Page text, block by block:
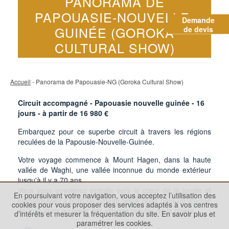
Demande
de devis
PAPOUASIE-NOUVELLE-
GUINÉE (GOROKA
CULTURAL SHOW)
Accueil - Panorama de Papouasie-NG (Goroka Cultural Show)
Circuit accompagné - Papouasie nouvelle guinée - 16
jours - à partir de 16 980 €
Embarquez pour ce superbe circuit à travers les régions
reculées de la Papousie-Nouvelle-Guinée.
Votre voyage commence à Mount Hagen, dans la haute
vallée de Waghi, une vallée inconnue du monde extérieur
jusqu'à il y a 70 ans.
Vous vous envolerez ensuite vers le cœur de la jungle et
embarquerez à bord du bateau Sepik Spirit pour un voyage
de trois jours au cœur des villages reculés de la rivière.
En poursuivant votre navigation, vous acceptez l’utilisation des
cookies pour vous proposer des services adaptés à vos centres
d’intérêts et mesurer la fréquentation du site. En savoir plus et
paramétrer les cookies.